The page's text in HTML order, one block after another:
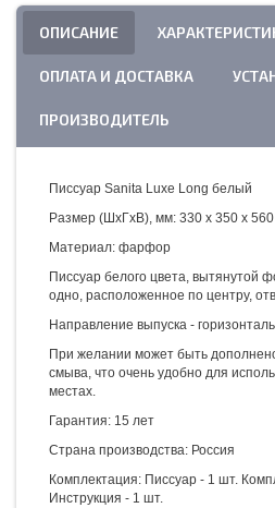
ОПИСАНИЕ
ОПЛАТА И ДОСТАВКА
ПРОИЗВОДИТЕЛЬ
Писсуар Sanita Luxe Long белый
Размер (ШхГхВ), мм: 330 x 350 x 560
Материал: фарфор
Писсуар белого цвета, вытянутой
одно, расположенное по центру,
Направление выпуска -
При желании может быть
смыва, что очень удобно для
местах.
Гарантия: 15 лет
Страна производства: Россия
Комплектация: Писсуар - 1 шт.
Инструкция - 1 шт.